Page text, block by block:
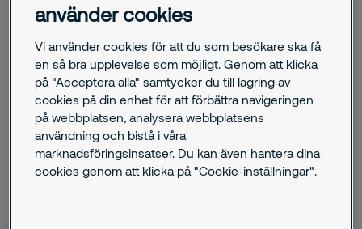
I vår certifierade larmcentral hanterar vi inkommande samtal
och larm för våra kunder. Både från av oss tillhandahållna
tekniska anläggningar eller kundens anläggningar.
Personlarm är kopplat till larmcentralen för åtgärd på larm.
När vi hanterar larm i vår larmcentral dokumenterar vi
använder cookies
Vi använder cookies för att du som besökare ska få
en så bra upplevelse som möjligt. Genom att klicka
på "Acceptera alla" samtycker du till lagring av
cookies på din enhet för att förbättra navigeringen
på webbplatsen, analysera webbplatsens
användning och bistå i våra
marknadsföringsinsatser. Du kan även hantera dina
cookies genom att klicka på "Cookie-inställningar".